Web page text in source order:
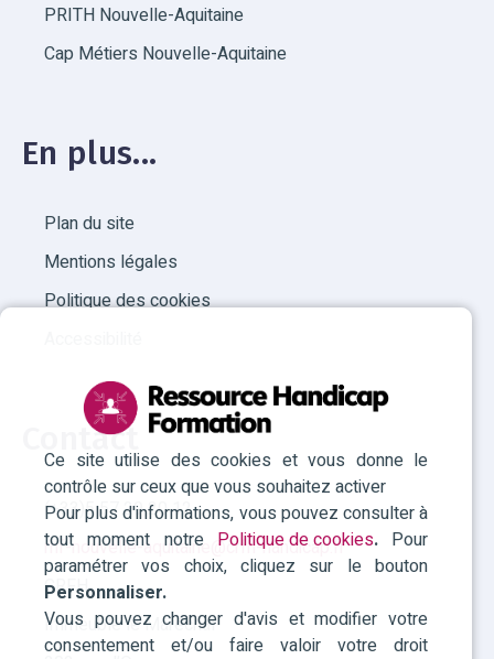
Ce site utilise des cookies et vous donne le
contrôle sur ceux que vous souhaitez activer
Pour plus d'informations, vous pouvez consulter à
tout moment notre Politique de cookies.Pour
paramétrer vos choix, cliquez sur le bouton
Personnaliser.
Vous pouvez changer d'avis et modifier votre
consentement et/ou faire valoir votre droit
PRITH Nouvelle-Aquitaine
Cap Métiers Nouvelle-Aquitaine
En plus...
Plan du site
Mentions légales
Politique des cookies
Contact
(+33)5 57 29 20 12
rhf-nouvelle-aquitaine@crfh-handicap.fr
CRFH
Immeuble le Maréchal